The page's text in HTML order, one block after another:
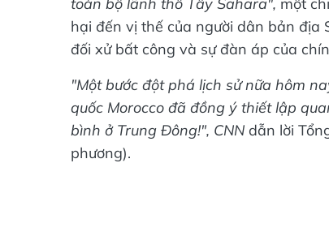
toàn bộ lãnh thổ Tây Sahara", một
hại đến vị thế của người dân bản địa
đối xử bất công và sự đàn áp của
"Một bước đột phá lịch sử nữa hôm
quốc Morocco đã đồng ý thiết lập
bình ở Trung Đông!", CNN dẫn lời
phương).